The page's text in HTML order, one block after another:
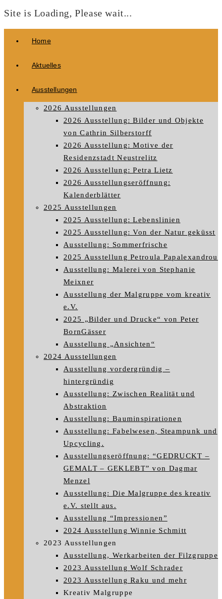
Site is Loading, Please wait...
Home
Aktuelles
Ausstellungen
2026 Ausstellungen
2026 Ausstellung: Bilder und Objekte
von Cathrin Silberstorff
2026 Ausstellung: Motive der
Residenzstadt Neustrelitz
2026 Ausstellung: Petra Lietz
2026 Ausstellungseröffnung:
Kalenderblätter
2025 Ausstellungen
2025 Ausstellung: Lebenslinien
2025 Ausstellung: Von der Natur geküsst
Ausstellung: Sommerfrische
2025 Ausstellung Petroula Papalexandrou
Ausstellung: Malerei von Stephanie
Meixner
Ausstellung der Malgruppe vom kreativ
e.V.
2025 „Bilder und Drucke“ von Peter
BornGässer
Ausstellung „Ansichten“
2024 Ausstellungen
Ausstellung vordergründig –
hintergründig
Ausstellung: Zwischen Realität und
Abstraktion
Ausstellung: Bauminspirationen
Ausstellung: Fabelwesen, Steampunk und
Upcycling.
Ausstellungseröffnung: “GEDRUCKT –
GEMALT – GEKLEBT” von Dagmar
Menzel
Ausstellung: Die Malgruppe des kreativ
e.V. stellt aus.
Ausstellung “Impressionen”
2024 Ausstellung Winnie Schmitt
2023 Ausstellungen
Ausstellung, Werkarbeiten der Filzgruppe
2023 Ausstellung Wolf Schrader
2023 Ausstellung Raku und mehr
Kreativ Malgruppe